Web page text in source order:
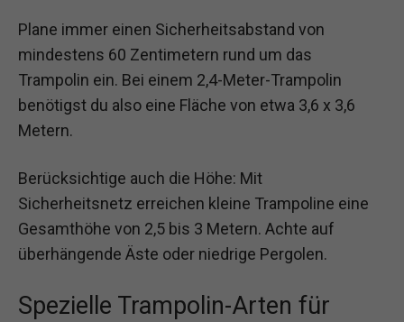
Plane immer einen Sicherheitsabstand von
mindestens 60 Zentimetern rund um das
Trampolin ein. Bei einem 2,4-Meter-Trampolin
benötigst du also eine Fläche von etwa 3,6 x 3,6
Metern.
Berücksichtige auch die Höhe: Mit
Sicherheitsnetz erreichen kleine Trampoline eine
Gesamthöhe von 2,5 bis 3 Metern. Achte auf
überhängende Äste oder niedrige Pergolen.
Spezielle Trampolin-Arten für